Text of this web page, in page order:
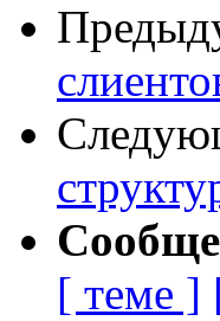
[ теме ]